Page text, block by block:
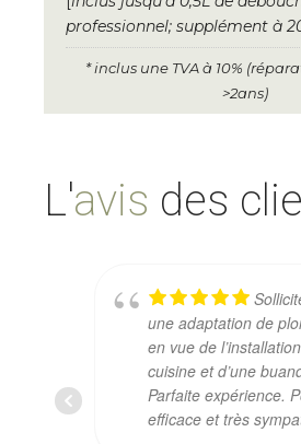
professionnel; supplément à
* inclus une TVA à 10%
>2ans)
L'avis des
une adaptation de
en vue de
cuisine et d’une
Parfaite expérience.
efficace et très